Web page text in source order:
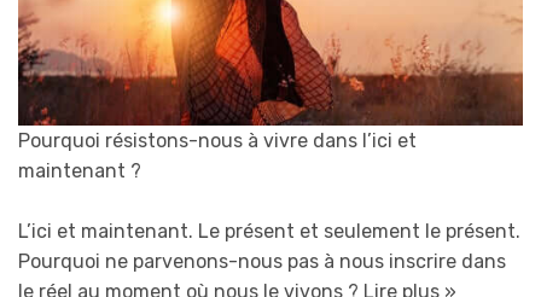
Pourquoi résistons-nous à vivre dans l’ici et
maintenant ?
L’ici et maintenant. Le présent et seulement le présent.
Pourquoi ne parvenons-nous pas à nous inscrire dans
le réel au moment où nous le vivons ? Lire plus »